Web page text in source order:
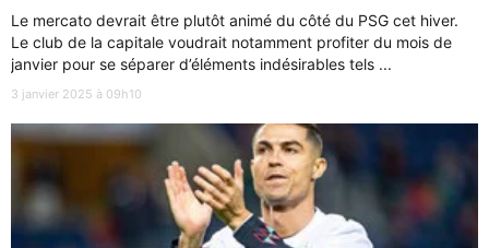
Le mercato devrait être plutôt animé du côté du PSG cet hiver.
Le club de la capitale voudrait notamment profiter du mois de
janvier pour se séparer d’éléments indésirables tels ...
3 janvier 2025 à 09h10